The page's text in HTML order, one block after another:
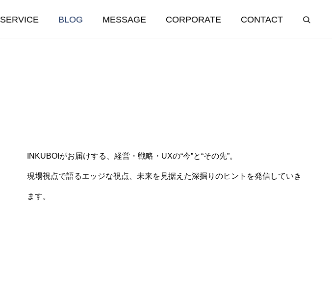
SERVICE BLOG MESSAGE CORPORATE CONTACT
なぜ“INKUBOI”という社名にした
「こんな機能が欲しい」と言われ
INKUBOIがお届けする、経営・戦略・UXの“今”と“その先”。
現場視点で語るエッジな視点、未来を見据えた深掘りのヒントを発信していき
ます。